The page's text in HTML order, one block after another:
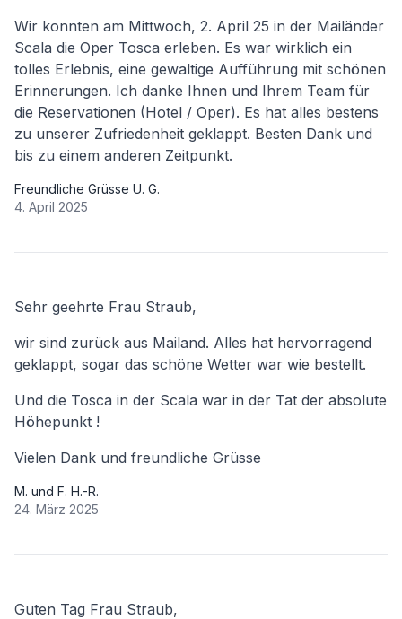
Wir konnten am Mittwoch, 2. April 25 in der Mailänder
Scala die Oper Tosca erleben. Es war wirklich ein
tolles Erlebnis, eine gewaltige Aufführung mit schönen
Erinnerungen. Ich danke Ihnen und Ihrem Team für
die Reservationen (Hotel / Oper). Es hat alles bestens
zu unserer Zufriedenheit geklappt. Besten Dank und
bis zu einem anderen Zeitpunkt.
Freundliche Grüsse U. G.
4. April 2025
Sehr geehrte Frau Straub,
wir sind zurück aus Mailand. Alles hat hervorragend
geklappt, sogar das schöne Wetter war wie bestellt.
Und die Tosca in der Scala war in der Tat der absolute
Höhepunkt !
Vielen Dank und freundliche Grüsse
M. und F. H.-R.
24. März 2025
Guten Tag Frau Straub,